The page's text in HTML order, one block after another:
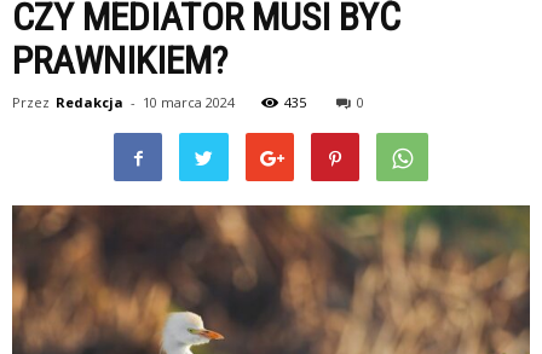
CZY MEDIATOR MUSI BYĆ
PRAWNIKIEM?
Przez Redakcja - 10 marca 2024 435 0